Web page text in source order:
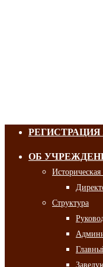
ОБ
Историческая
Структура